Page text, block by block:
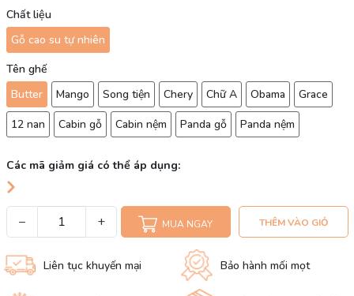
Chất liệu
Gỗ cao su tự nhiên
Tên ghế
Butter
Mango Song tiện Chery Chữ A Obama
Grace
12 nan
Cabin gỗ Cabin nệm Panda gỗ Panda nệm
Các mã giảm giá có thể áp dụng:
− + MUA NGAY THÊM VÀO GIỎ
Liên tục khuyến mại Bảo hành mối mọt